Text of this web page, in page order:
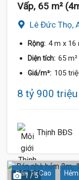
Vấp, 65 m²
Lê Đức Thọ,
Rộng: 4 m x 16
Diện tích: 65 m²
Giá/m²: 105
8 tỷ 900 triệu
Thịnh BĐS
Dân Trí Cao
1 / 5